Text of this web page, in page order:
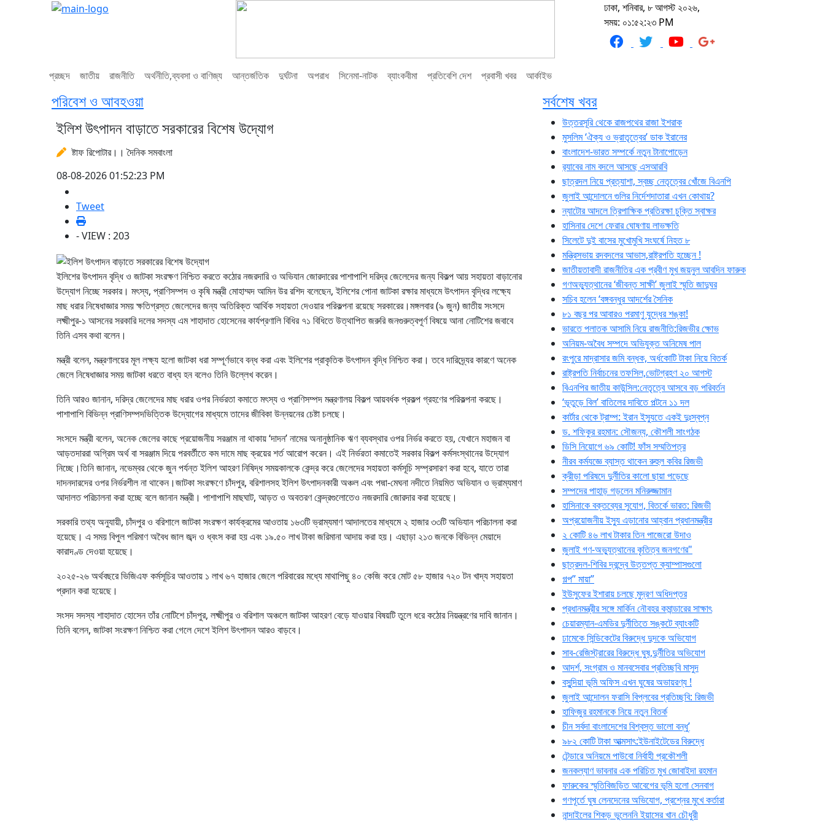
ঢাকা, শনিবার, ৮ আগস্ট ২০২৬,
সময়: ০১:৫২:২৩ PM
প্রচ্ছদ জাতীয় রাজনীতি অর্থনীতি,ব্যবসা ও বাণিজ্য আন্তর্জতিক দুর্ঘটনা অপরাধ সিনেমা-নাটক ব্যাংকবীমা প্রতিবেশি দেশ প্রবাসী খবর আর্কাইভ
পরিবেশ ও আবহওয়া
ইলিশ উৎপাদন বাড়াতে সরকারের বিশেষ উদ্যোগ
ষ্টাফ রিপোটার।। দৈনিক সমবাংলা
08-08-2026 01:52:23 PM
Tweet
- VIEW : 203
ইলিশের উৎপাদন বৃদ্ধি ও জাটকা সংরক্ষণ নিশ্চিত করতে কঠোর নজরদারি ও অভিযান জোরদারের পাশাপাশি দরিদ্র জেলেদের জন্য বিকল্প আয় সহায়তা বাড়ানোর
উদ্যোগ নিচ্ছে সরকার। মৎস্য, প্রাণিসম্পদ ও কৃষি মন্ত্রী মোহাম্মদ আমিন উর রশিদ বলেছেন, ইলিশের পোনা জাটকা রক্ষার মাধ্যমে উৎপাদন বৃদ্ধির লক্ষ্যে
মাছ ধরার নিষেধাজ্ঞার সময় ক্ষতিগ্রস্ত জেলেদের জন্য অতিরিক্ত আর্থিক সহায়তা দেওয়ার পরিকল্পনা রয়েছে সরকারের।মঙ্গলবার (৯ জুন) জাতীয় সংসদে
লক্ষ্মীপুর-১ আসনের সরকারি দলের সদস্য এম শাহাদাত হোসেনের কার্যপ্রণালি বিধির ৭১ বিধিতে উত্থাপিত জরুরি জনগুরুত্বপূর্ণ বিষয়ে আনা নোটিশের জবাবে
তিনি এসব কথা বলেন।
মন্ত্রী বলেন, মন্ত্রণালয়ের মূল লক্ষ্য হলো জাটকা ধরা সম্পূর্ণভাবে বন্ধ করা এবং ইলিশের প্রাকৃতিক উৎপাদন বৃদ্ধি নিশ্চিত করা। তবে দারিদ্র্যের কারণে অনেক
জেলে নিষেধাজ্ঞার সময় জাটকা ধরতে বাধ্য হন বলেও তিনি উল্লেখ করেন।
তিনি আরও জানান, দরিদ্র জেলেদের মাছ ধরার ওপর নির্ভরতা কমাতে মৎস্য ও প্রাণিসম্পদ মন্ত্রণালয় বিকল্প আয়বর্ধক প্রকল্প গ্রহণের পরিকল্পনা করছে।
পাশাপাশি বিভিন্ন প্রাণিসম্পদভিত্তিক উদ্যোগের মাধ্যমে তাদের জীবিকা উন্নয়নের চেষ্টা চলছে।
সংসদে মন্ত্রী বলেন, অনেক জেলের কাছে প্রয়োজনীয় সরঞ্জাম না থাকায় ‘দাদন’ নামের অনানুষ্ঠানিক ঋণ ব্যবস্থার ওপর নির্ভর করতে হয়, যেখানে মহাজন বা
আড়তদাররা অগ্রিম অর্থ বা সরঞ্জাম দিয়ে পরবর্তীতে কম দামে মাছ ক্রয়ের শর্ত আরোপ করেন। এই নির্ভরতা কমাতেই সরকার বিকল্প কর্মসংস্থানের উদ্যোগ
নিচ্ছে।তিনি জানান, নভেম্বর থেকে জুন পর্যন্ত ইলিশ আহরণ নিষিদ্ধ সময়কালকে কেন্দ্র করে জেলেদের সহায়তা কর্মসূচি সম্প্রসারণ করা হবে, যাতে তারা
দাদনদারদের ওপর নির্ভরশীল না থাকেন।জাটকা সংরক্ষণে চাঁদপুর, বরিশালসহ ইলিশ উৎপাদনকারী অঞ্চল এবং পদ্মা-মেঘনা নদীতে নিয়মিত অভিযান ও ভ্রাম্যমাণ
আদালত পরিচালনা করা হচ্ছে বলে জানান মন্ত্রী। পাশাপাশি মাছঘাট, আড়ত ও অবতরণ কেন্দ্রগুলোতেও নজরদারি জোরদার করা হয়েছে।
সরকারি তথ্য অনুযায়ী, চাঁদপুর ও বরিশালে জাটকা সংরক্ষণ কার্যক্রমের আওতায় ১৬৩টি ভ্রাম্যমাণ আদালতের মাধ্যমে ২ হাজার ৩৩টি অভিযান পরিচালনা করা
হয়েছে। এ সময় বিপুল পরিমাণ অবৈধ জাল জব্দ ও ধ্বংস করা হয় এবং ১৯.৫০ লাখ টাকা জরিমানা আদায় করা হয়। এছাড়া ২১৩ জনকে বিভিন্ন মেয়াদে
কারাদণ্ড দেওয়া হয়েছে।
২০২৫-২৬ অর্থবছরে ভিজিএফ কর্মসূচির আওতায় ১ লাখ ৬৭ হাজার জেলে পরিবারের মধ্যে মাথাপিছু ৪০ কেজি করে মোট ৫৮ হাজার ৭২০ টন খাদ্য সহায়তা
প্রদান করা হয়েছে।
সংসদ সদস্য শাহাদাত হোসেন তাঁর নোটিশে চাঁদপুর, লক্ষ্মীপুর ও বরিশাল অঞ্চলে জাটকা আহরণ বেড়ে যাওয়ার বিষয়টি তুলে ধরে কঠোর নিয়ন্ত্রণের দাবি জানান।
তিনি বলেন, জাটকা সংরক্ষণ নিশ্চিত করা গেলে দেশে ইলিশ উৎপাদন আরও বাড়বে।
সর্বশেষ খবর
উত্তরসূরি থেকে রাজপথের রাজা ইশরাক
মুসলিম ‘ঐক্য ও ভ্রাতৃত্বের’ ডাক ইরানের
বাংলাদেশ-ভারত সম্পর্কে নতুন টানাপোড়েন
র‍্যাবের নাম বদলে আসছে এসআরবি
ছাত্রদল নিয়ে প্রত্যাশা, স্বচ্ছ নেতৃত্বের খোঁজে বিএনপি
জুলাই আন্দোলনে গুলির নির্দেশদাতারা এখন কোথায়?
ন্যাটোর আদলে ত্রিপাক্ষিক প্রতিরক্ষা চুক্তি স্বাক্ষর
হাসিনার দেশে ফেরার ঘোষণায় লাভক্ষতি
সিলেটে দুই বাসের মুখোমুখি সংঘর্ষে নিহত ৮
মন্ত্রিসভায় রদবদলের আভাস,রাষ্ট্রপতি হচ্ছেন !
জাতীয়তাবাদী রাজনীতির এক প্রবীণ মুখ জয়নুল আবদিন ফারুক
গণঅভ্যুত্থানের ‘জীবন্ত সাক্ষী’ জুলাই স্মৃতি জাদুঘর
সচিব হলেন ‘বঙ্গবন্ধুর আদর্শের সৈনিক
৮১ বছর পর আবারও পরমাণু যুদ্ধের শঙ্কা!
ভারতে পলাতক আসামি নিয়ে রাজনীতি:রিজভীর ক্ষোভ
অনিয়ম-অবৈধ সম্পদে অভিযুক্ত অনিমেষ পাল
রংপুরে মাদ্রাসার জমি বন্ধক, অর্ধকোটি টাকা নিয়ে বিতর্ক
রাষ্ট্রপতি নির্বাচনের তফসিল,ভোটগ্রহণ ২০ আগস্ট
বিএনপির জাতীয় কাউন্সিল:নেতৃত্বে আসবে বড় পরিবর্তন
‘ভূতুড়ে বিল’ বাতিলের দাবিতে পল্টনে ১১ দল
কার্টার থেকে ট্রাম্প: ইরান ইস্যুতে একই দুঃস্বপ্ন
ড. শফিকুর রহমান: সৌজন্য, কৌশলী সাংগঠক
ডিসি নিয়োগে ৬৯ কোটি! ফাঁস সম্মতিপত্র
নীরব কর্মযজ্ঞে ব্যাস্ত থাকেন রুহুল কবির রিজভী
ক্রীড়া পরিষদে দুর্নীতির কালো ছায়া পড়েছে
সম্পদের পাহাড় গড়লেন মনিরুজ্জামান
হাসিনাকে বক্তব্যের সুযোগ, বিতর্কে ভারত: রিজভী
অপ্রয়োজনীয় ইস্যু এড়ানোর আহ্বান প্রধানমন্ত্রীর
২ কোটি ৪৬ লাখ টাকার তিন পাজেরো উদাও
জুলাই গণ-অভ্যুত্থানের কৃতিত্ব জনগণের"
ছাত্রদল-শিবির দ্বন্দ্বে উত্তপ্ত ক্যাম্পাসগুলো
গল্প” মায়া”
ইউসুফের ইশারায় চলছে মুদ্রণ অধিদপ্তর
প্রধানমন্ত্রীর সঙ্গে মার্কিন নৌবহর কমান্ডারের সাক্ষাৎ
চেয়ারম্যান-এমডির দুর্নীতিতে সঙ্কটে ব্যাংকটি
ঢামেকে সিন্ডিকেটের বিরুদ্ধে দুদকে অভিযোগ
সাব-রেজিস্ট্রারের বিরুদ্ধে ঘুষ,দুর্নীতির অভিযোগ
আদর্শ, সংগ্রাম ও মানবসেবার প্রতিচ্ছবি মাসুদ
বসুন্দিয়া ভূমি অফিস এখন ঘুষের অভায়রণ্য !
জুলাই আন্দোলন ফরাসি বিপ্লবের প্রতিচ্ছবি: রিজভী
হাফিজুর রহমানকে নিয়ে নতুন বিতর্ক
চীন সর্বদা বাংলাদেশের বিশ্বস্ত ভালো বন্ধু’
৯৮২ কোটি টাকা আত্মসাৎ:ইউনাইটেডের বিরুদ্ধে
টেন্ডারে অনিয়মে পাউবো নির্বাহী প্রকৌশলী
জনকল্যাণ ভাবনার এক পরিচিত মুখ জোবাইদা রহমান
ফারুকের স্মৃতিবিজড়িত আবেগের ভূমি হলো সেনবাগ
গণপূর্তে ঘুষ লেনদেনের অভিযোগ, প্রশ্নের মুখে কর্তারা
নান্দাইলের শিকড় ভুলেননি ইয়াসের খান চৌধুরী